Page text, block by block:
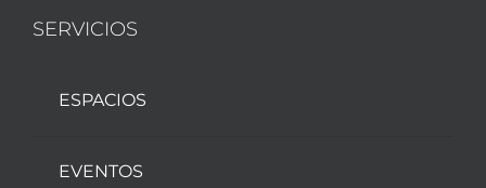
SERVICIOS
ESPACIOS
EVENTOS